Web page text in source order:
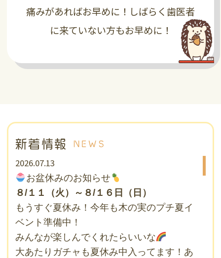
痛みがあればお早めに！しばらく歯医者
に来ていない方もお早めに！
新着情報 NEWS
2026.07.13
お盆休みのお知らせ
８/１１（火）～８/１６日（日）
もうすぐ夏休み！今年も木の実のプチ夏イ
ベント準備中！
みんなが楽しんでくれたらいいな
大あたりガチャも夏休み中入ってます！あ